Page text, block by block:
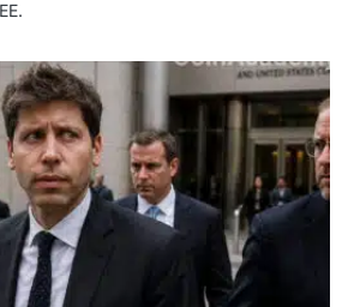
le rejet de la plainte d’Apple et